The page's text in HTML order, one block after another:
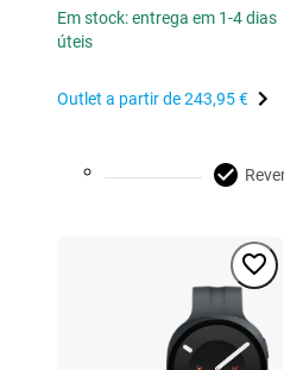
Em stock: entrega em 1-4 dias
úteis
Outlet a partir de243,95 €